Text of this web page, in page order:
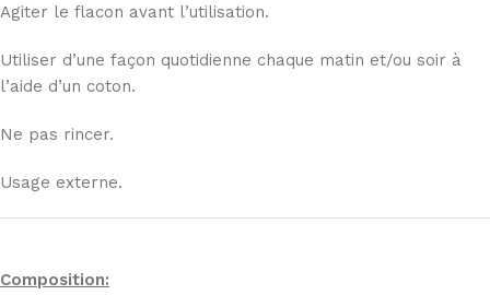
Agiter le flacon avant l’utilisation.
Utiliser d’une façon quotidienne chaque matin et/ou soir à
l’aide d’un coton.
Ne pas rincer.
Usage externe.
Composition: